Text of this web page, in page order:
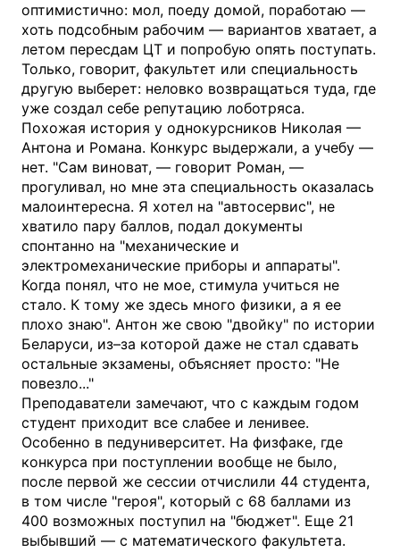
оптимистично: мол, поеду домой, поработаю —
хоть подсобным рабочим — вариантов хватает, а
летом пересдам ЦТ и попробую опять поступать.
Только, говорит, факультет или специальность
другую выберет: неловко возвращаться туда, где
уже создал себе репутацию лоботряса.
Похожая история у однокурсников Николая —
Антона и Романа. Конкурс выдержали, а учебу —
нет. "Сам виноват, — говорит Роман, —
прогуливал, но мне эта специальность оказалась
малоинтересна. Я хотел на "автосервис", не
хватило пару баллов, подал документы
спонтанно на "механические и
электромеханические приборы и аппараты".
Когда понял, что не мое, стимула учиться не
стало. К тому же здесь много физики, а я ее
плохо знаю". Антон же свою "двойку" по истории
Беларуси, из–за которой даже не стал сдавать
остальные экзамены, объясняет просто: "Не
повезло..."
Преподаватели замечают, что с каждым годом
студент приходит все слабее и ленивее.
Особенно в педуниверситет. На физфаке, где
конкурса при поступлении вообще не было,
после первой же сессии отчислили 44 студента,
в том числе "героя", который с 68 баллами из
400 возможных поступил на "бюджет". Еще 21
выбывший — с математического факультета.